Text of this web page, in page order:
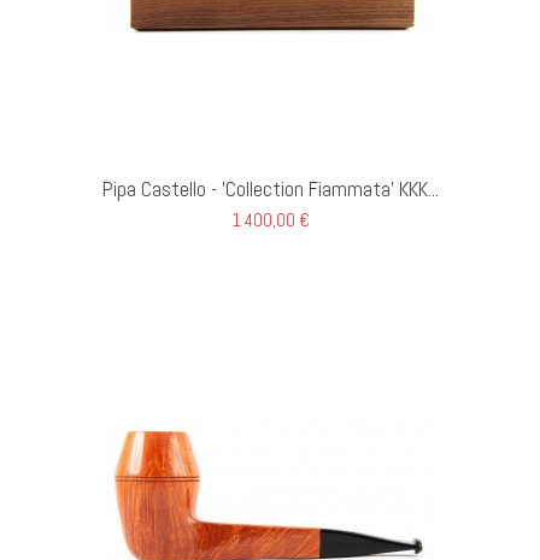
Pipa Castello - 'Collection Fiammata' KKK...
1 400,00 €